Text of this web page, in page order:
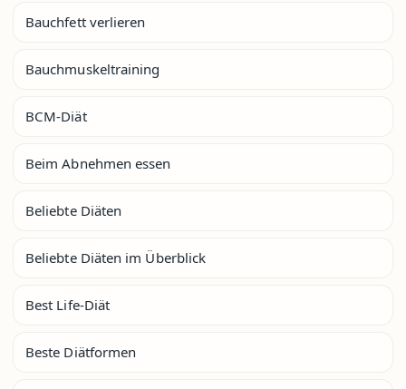
Bauchfett verlieren
Bauchmuskeltraining
BCM-Diät
Beim Abnehmen essen
Beliebte Diäten
Beliebte Diäten im Überblick
Best Life-Diät
Beste Diätformen